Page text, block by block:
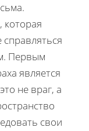
которая
Первым
является
не враг, а
свои